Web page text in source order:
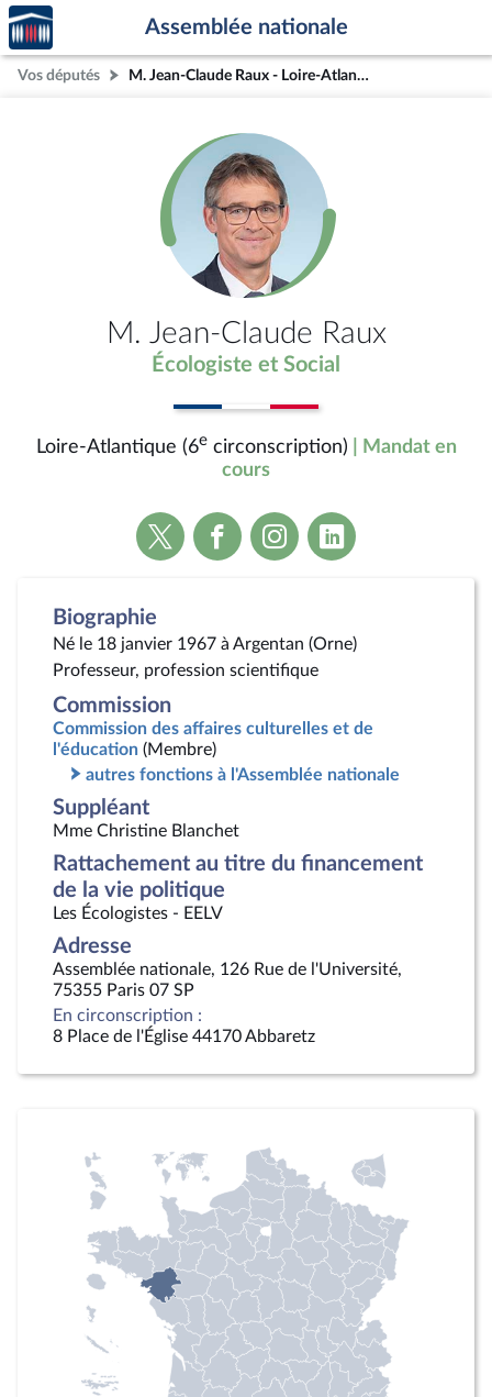
Aller au contenu
Aller en bas de la page
Accèder
à la
page
d'accueil
Assemblée nationale
Vos députés M. Jean-Claude Raux - Loire-Atlantique (6e circonscription)
M. Jean-Claude Raux
Écologiste et Social
Loire-Atlantique (6ecirconscription)
| Mandat en
cours
Voir
la
Voir
la
Voir
la
Voir
la
Biographie
Né le 18 janvier 1967 à Argentan (Orne)
Professeur, profession scientifique
Commission
Commission des affaires culturelles et de
l'éducation (Membre)
autres fonctions à l'Assemblée nationale
Suppléant
Mme Christine Blanchet
Rattachement au titre du financement
de la vie politique
Les Écologistes - EELV
Adresse
Assemblée nationale, 126 Rue de l'Université,
75355 Paris 07 SP
En circonscription :
8 Place de l'Église 44170 Abbaretz